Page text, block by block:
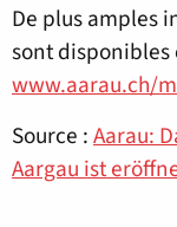
De plus amples
sont disponibles
www.aarau.ch/
Source :Aarau:
Aargau ist